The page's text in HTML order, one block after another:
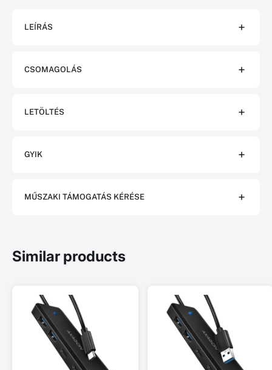
LEÍRÁS
CSOMAGOLÁS
LETÖLTÉS
GYIK
MŰSZAKI TÁMOGATÁS KÉRÉSE
Similar products